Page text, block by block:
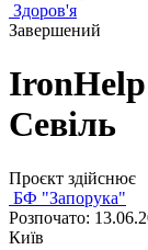
Здоров'я
Завершений
Севіль
Проєкт здійснює
БФ "Запорука"
Розпочато:
Київ